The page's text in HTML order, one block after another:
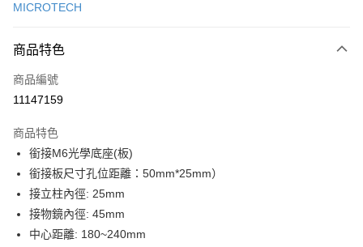
Apple Pay
ATM付款
郵寄到府(台灣本島適用)
每筆NT$100，滿NT$2,000(含以上)免運費
台灣離島寄送(基本運費100元+離島加收80元)
每筆NT$180，滿NT$2,000(含以上)免運費
MICROTECH
商品特色
商品編號
11147159
商品特色
銜接M6光學底座(板)
銜接板尺寸孔位距離：50mm*25mm）
接立柱內徑: 25mm
接物鏡內徑: 45mm
中心距離: 180~240mm